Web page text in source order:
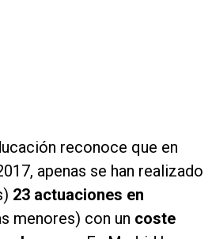
reconoce que en
apenas se han realizado
23 actuaciones en
menores) con un coste